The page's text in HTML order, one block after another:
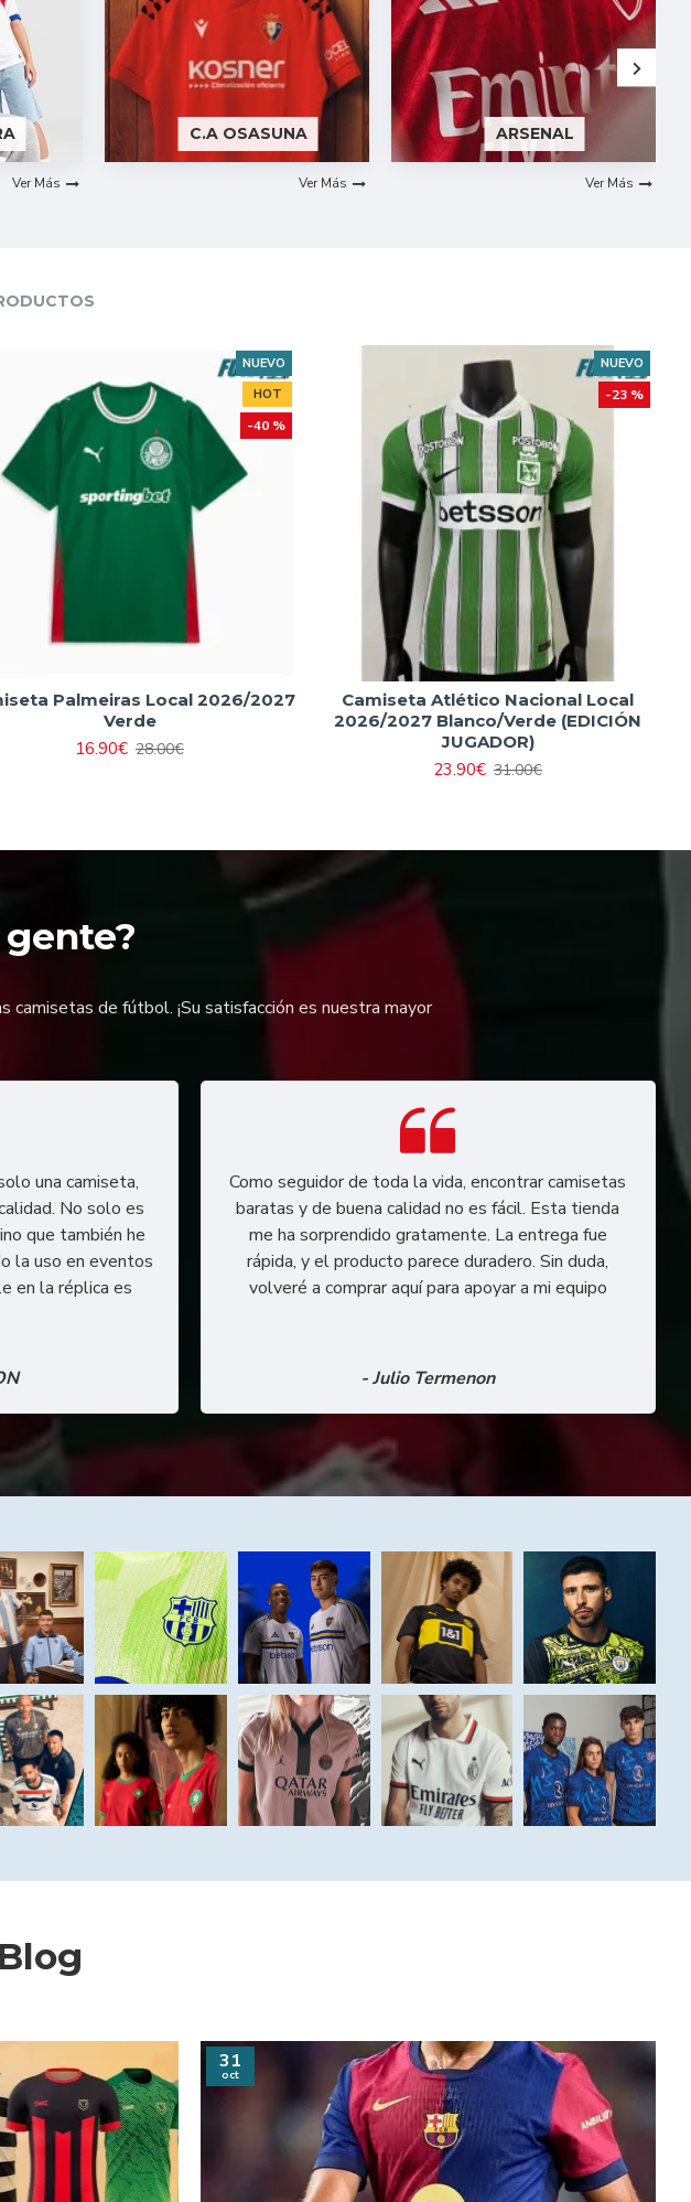
Ver Más
C.A OSASUNA
Ver Más
ARSENAL
Ver Más
NUEVO
HOT
-40 %
Palmeiras Local 2026/2027
Verde
16.90€ 28.00€
NUEVO
-23 %
Camiseta Atlético Nacional Local
2026/2027 Blanco/Verde (EDICIÓN
JUGADOR)
23.90€ 31.00€
de fútbol. ¡Su satisfacción es nuestra mayor
una camiseta,
No solo es
que también he
la uso en eventos
en la réplica es
Como seguidor de toda la vida, encontrar camisetas
baratas y de buena calidad no es fácil. Esta tienda
me ha sorprendido gratamente. La entrega fue
rápida, y el producto parece duradero. Sin duda,
volveré a comprar aquí para apoyar a mi equipo
- Julio Termenon
31
oct